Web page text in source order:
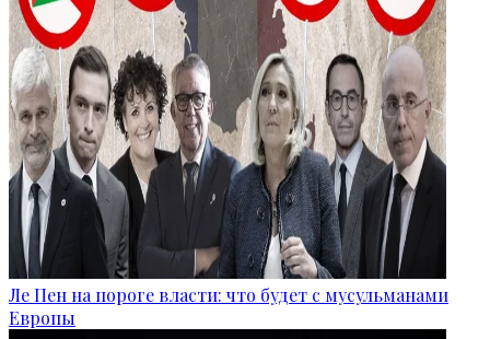
Ле Пен на пороге власти: что будет с мусульманами
Европы